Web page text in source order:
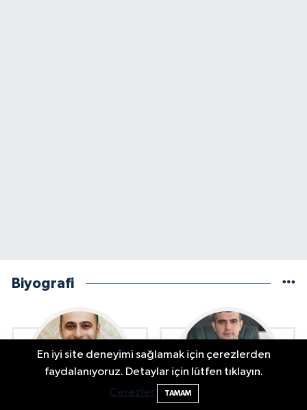
Biyografi
En iyi site deneyimi sağlamak için çerezlerden
faydalanıyoruz. Detaylar için lütfen tıklayın.
Çerezler
TAMAM
10:43 Bartın Sahillerinde 2 Ayda 271 Kişi
Ölümden Döndü